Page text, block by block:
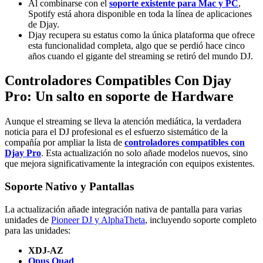
Al combinarse con el soporte existente para Mac y PC,
Spotify está ahora disponible en toda la línea de aplicaciones
de Djay.
Djay recupera su estatus como la única plataforma que ofrece
esta funcionalidad completa, algo que se perdió hace cinco
años cuando el gigante del streaming se retiró del mundo DJ.
Controladores Compatibles Con Djay
Pro: Un salto en soporte de Hardware
Aunque el streaming se lleva la atención mediática, la verdadera
noticia para el DJ profesional es el esfuerzo sistemático de la
compañía por ampliar la lista de controladores compatibles con
Djay Pro. Esta actualización no solo añade modelos nuevos, sino
que mejora significativamente la integración con equipos existentes.
Soporte Nativo y Pantallas
La actualización añade integración nativa de pantalla para varias
unidades de Pioneer DJ y AlphaTheta, incluyendo soporte completo
para las unidades:
XDJ-AZ
Opus Quad